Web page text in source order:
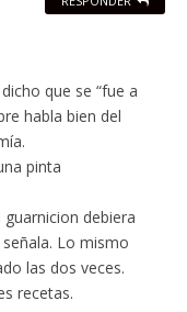
que se “fue a
habla bien del
pinta
debiera
Lo mismo
las dos veces.
recetas.